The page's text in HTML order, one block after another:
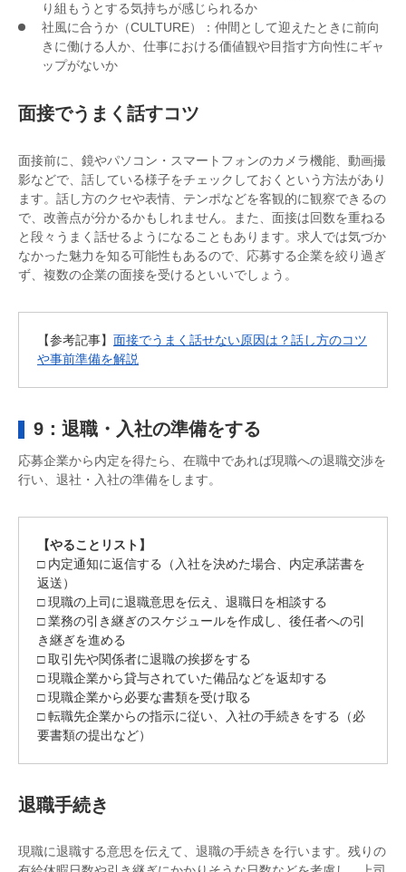
り組もうとする気持ちが感じられるか
社風に合うか（CULTURE）：仲間として迎えたときに前向
きに働ける人か、仕事における価値観や目指す方向性にギャ
ップがないか
面接でうまく話すコツ
面接前に、鏡やパソコン・スマートフォンのカメラ機能、動画撮
影などで、話している様子をチェックしておくという方法があり
ます。話し方のクセや表情、テンポなどを客観的に観察できるの
で、改善点が分かるかもしれません。また、面接は回数を重ねる
と段々うまく話せるようになることもあります。求人では気づか
なかった魅力を知る可能性もあるので、応募する企業を絞り過ぎ
ず、複数の企業の面接を受けるといいでしょう。
【参考記事】 面接でうまく話せない原因は？話し方のコツ
や事前準備を解説
9：退職・入社の準備をする
応募企業から内定を得たら、在職中であれば現職への退職交渉を
行い、退社・入社の準備をします。
【やることリスト】
□ 内定通知に返信する（入社を決めた場合、内定承諾書を
返送）
□ 現職の上司に退職意思を伝え、退職日を相談する
□ 業務の引き継ぎのスケジュールを作成し、後任者への引
き継ぎを進める
□ 取引先や関係者に退職の挨拶をする
□ 現職企業から貸与されていた備品などを返却する
□ 現職企業から必要な書類を受け取る
□ 転職先企業からの指示に従い、入社の手続きをする（必
要書類の提出など）
退職手続き
現職に退職する意思を伝えて、退職の手続きを行います。残りの